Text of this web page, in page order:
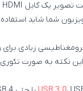
زیادی برای
نکته به صورت